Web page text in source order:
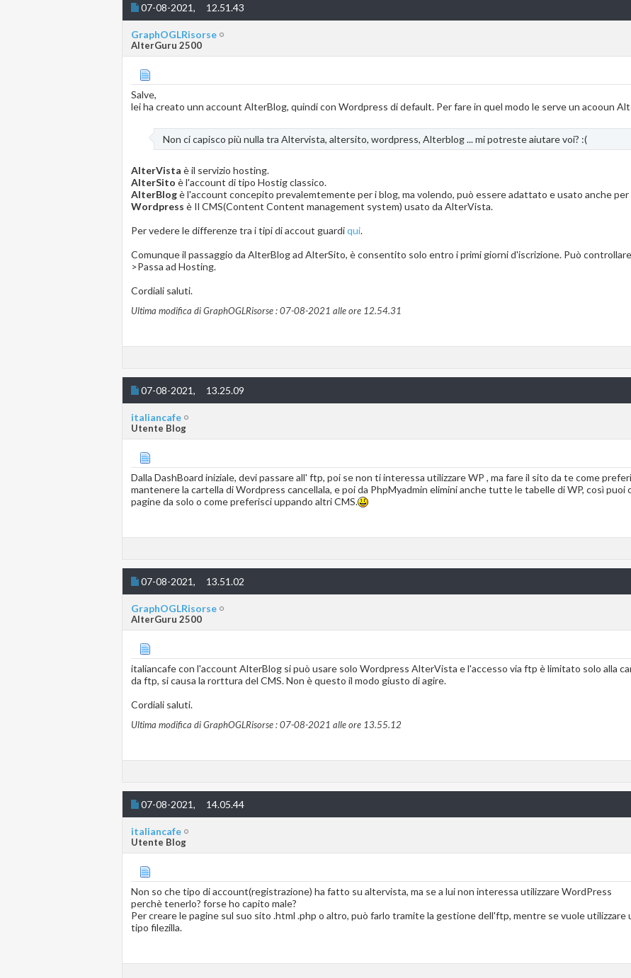
07-08-2021, 12.51.43
GraphOGLRisorse
AlterGuru 2500
Salve,
lei ha creato unn account AlterBlog, quindi con Wordpress di default. Per fare in quel modo le serve un acooun
Non ci capisco più nulla tra Altervista, altersito, wordpress, Alterblog ... mi potreste aiutare voi? :(
AlterVista è il servizio hosting.
AlterSito è l'account di tipo Hostig classico.
AlterBlogè l'account concepito prevalemtemente per i blog, ma volendo, può essere adattato e usato anche
Wordpress è Il CMS(Content Content management system) usato da AlterVista.
Per vedere le differenze tra i tipi di accout guardiqui.
Comunque il passaggio da AlterBlog ad AlterSito, è consentito solo entro i primi giorni d'iscrizione. Può
>Passa ad Hosting.
Cordiali saluti.
Ultima modifica di GraphOGLRisorse : 07-08-2021 alle ore 12.54.31
07-08-2021, 13.25.09
italiancafe
Utente Blog
Dalla DashBoard iniziale, devi passare all' ftp, poi se non ti interessa utilizzare WP , ma fare il sito da te come
mantenere la cartella di Wordpress cancellala, e poi da PhpMyadmin elimini anche tutte le tabelle di WP, così
pagine da solo o come preferisci uppando altri CMS.
07-08-2021, 13.51.02
GraphOGLRisorse
AlterGuru 2500
italiancafe con l'account AlterBlog si può usare solo Wordpress AlterVista e l'accesso via ftp è limitato solo alla
da ftp, si causa la rorttura del CMS. Non è questo il modo giusto di agire.
Cordiali saluti.
Ultima modifica di GraphOGLRisorse : 07-08-2021 alle ore 13.55.12
07-08-2021, 14.05.44
italiancafe
Utente Blog
Non so che tipo di account(registrazione) ha fatto su altervista, ma se a lui non interessa utilizzare WordPress
perchè tenerlo? forse ho capito male?
Per creare le pagine sul suo sito .html .php o altro, può farlo tramite la gestione dell'ftp, mentre se vuole
tipo filezilla.